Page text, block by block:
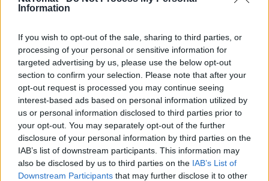
Information
If you wish to opt-out of the sale, sharing to third parties, or
processing of your personal or sensitive information for
targeted advertising by us, please use the below opt-out
section to confirm your selection. Please note that after your
opt-out request is processed you may continue seeing
interest-based ads based on personal information utilized by
us or personal information disclosed to third parties prior to
your opt-out. You may separately opt-out of the further
disclosure of your personal information by third parties on the
IAB’s list of downstream participants. This information may
also be disclosed by us to third parties on the IAB’s List of
Downstream Participants that may further disclose it to other
oferty prywatnego wywozu butelek i puszek.
Część konsumentów nie ma ochoty robić ze swojej
kuchni składowiska odpadów czy tracić czasu na
fatygowanie się do butelkomatów. Wyręczają ich w
tym przedsiębiorczy sąsiedzi z okolicy.
Przyjeżdżają pod wskazany adres, zabierają torby, a
w zamian zatrzymują całą kwotę ze zwrotu w
sklepie.